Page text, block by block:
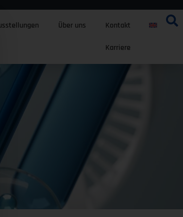
Über uns Kontakt
Karriere
Button wird der Dialog geschlossen. Seine Funktionalität ist